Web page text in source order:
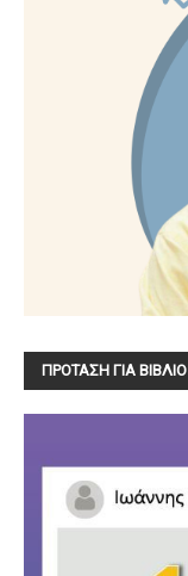
ΠΡΟΤΑΣΗ ΓΙΑ ΒΙΒΛΙΟ